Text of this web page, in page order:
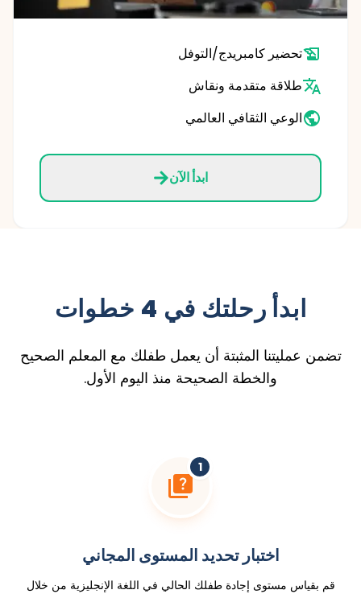
تحضير كامبريدج/التوفل
طلاقة متقدمة ونقاش
الوعي الثقافي العالمي
ابدأ الآن
ابدأ رحلتك في 4 خطوات
تضمن عمليتنا المثبتة أن يعمل طفلك مع المعلم الصحيح
والخطة الصحيحة منذ اليوم الأول.
1
اختبار تحديد المستوى المجاني
قم بقياس مستوى إجادة طفلك الحالي في اللغة الإنجليزية من خلال